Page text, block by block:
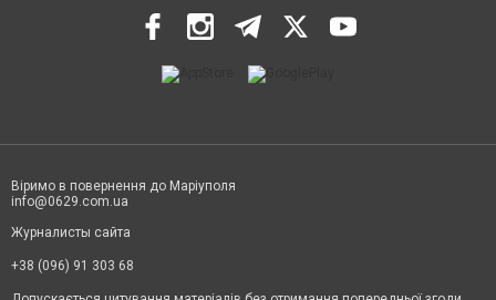
Віримо в повернення до Маріуполя
info@0629.com.ua
Журналисты сайта
+38 (096) 91 303 68